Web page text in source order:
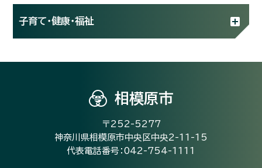
子育て・健康・福祉
相模原市
〒252-5277
神奈川県相模原市中央区中央2-11-15
代表電話番号：042-754-1111